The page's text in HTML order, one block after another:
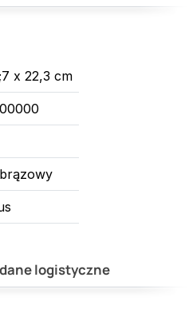
x 22,3 cm
logistyczne